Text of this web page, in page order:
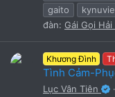
gaito
đàn: Gái Gọi Hải
Khương Đình
Tình Cảm-
Lục Vân Tiên